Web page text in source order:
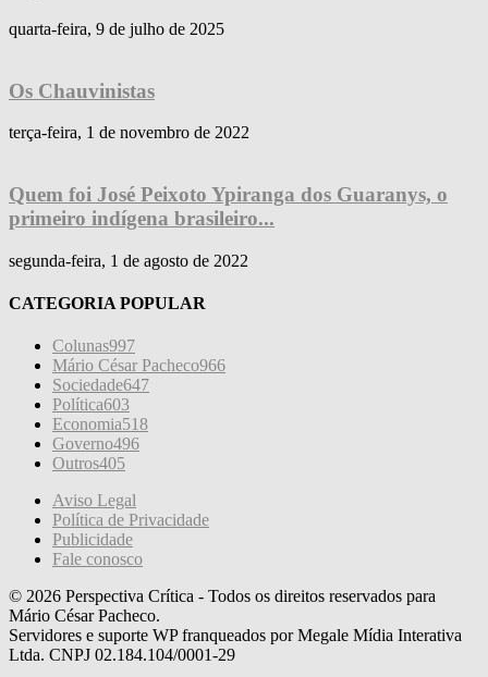
quarta-feira, 9 de julho de 2025
Os Chauvinistas
terça-feira, 1 de novembro de 2022
Quem foi José Peixoto Ypiranga dos Guaranys, o
primeiro indígena brasileiro...
segunda-feira, 1 de agosto de 2022
CATEGORIA POPULAR
Colunas997
Mário César Pacheco966
Sociedade647
Política603
Economia518
Governo496
Outros405
Aviso Legal
Política de Privacidade
Publicidade
Fale conosco
© 2026 Perspectiva Crítica - Todos os direitos reservados para
Mário César Pacheco.
Servidores e suporte WP franqueados por Megale Mídia Interativa
Ltda. CNPJ 02.184.104/0001-29